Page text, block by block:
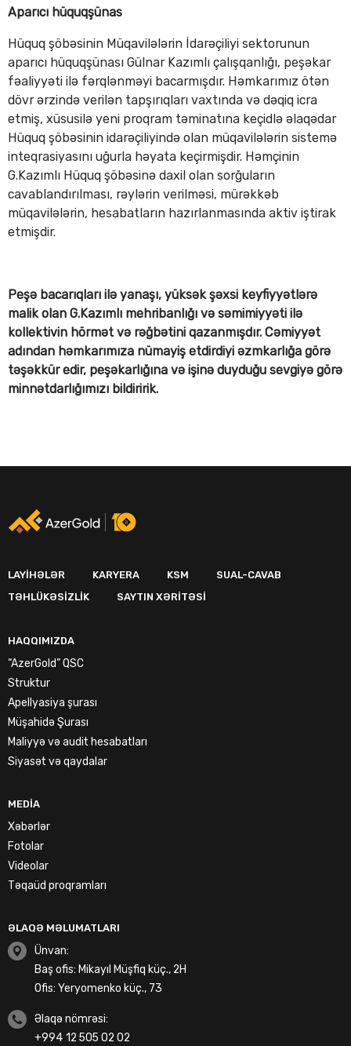
Aparıcı hüquqşünas
Hüquq şöbəsinin Müqavilələrin İdarəçiliyi sektorunun
aparıcı hüquqşünası Gülnar Kazımlı çalışqanlığı, peşəkar
fəaliyyəti ilə fərqlənməyi bacarmışdır. Həmkarımız ötən
dövr ərzində verilən tapşırıqları vaxtında və dəqiq icra
etmiş, xüsusilə yeni proqram təminatına keçidlə əlaqədar
Hüquq şöbəsinin idarəçiliyində olan müqavilələrin sistemə
inteqrasiyasını uğurla həyata keçirmişdir. Həmçinin
G.Kazımlı Hüquq şöbəsinə daxil olan sorğuların
cavablandırılması, rəylərin verilməsi, mürəkkəb
müqavilələrin, hesabatların hazırlanmasında aktiv iştirak
etmişdir.
Peşə bacarıqları ilə yanaşı, yüksək şəxsi keyfiyyətlərə
malik olan G.Kazımlı mehribanlığı və səmimiyyəti ilə
kollektivin hörmət və rəğbətini qazanmışdır. Cəmiyyət
adından həmkarımıza nümayiş etdirdiyi əzmkarlığa görə
təşəkkür edir, peşəkarlığına və işinə duyduğu sevgiyə görə
minnətdarlığımızı bildiririk.
LAYIHƏLƏR KARYERA KSM
SUAL-CAVAB
TƏHLÜKƏSIZLIK
SAYTIN XƏRITƏSI
HAQQIMIZDA
“AzerGold” QSC
Struktur
Apellyasiya şurası
Müşahidə Şurası
Maliyyə və audit hesabatları
Siyasət və qaydalar
MEDIA
Xəbərlər
Fotolar
Videolar
Təqaüd proqramları
ƏLAQƏ MƏLUMATLARI
Ünvan:
Baş ofis: Mikayıl Müşfiq küç., 2H
Ofis: Yeryomenko küç., 73
Əlaqə nömrəsi:
+994 12 505 02 02